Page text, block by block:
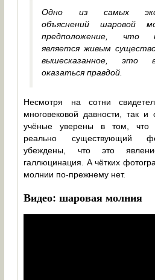
Одно из самых
объяснений шаровой
предположение, что
является живым
вышесказанное, это
оказаться правдой.
Несмотря на сотни
многовековой давности, так
учёные уверены в том,
реально существующий
убеждены, что это
галлюцинация. А чётких
молнии по-прежнему нет.
Видео: шаровая молния